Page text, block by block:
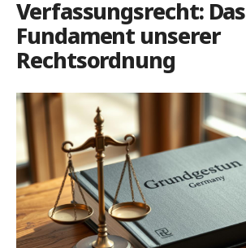
Verfassungsrecht: Das
Fundament unserer
Rechtsordnung